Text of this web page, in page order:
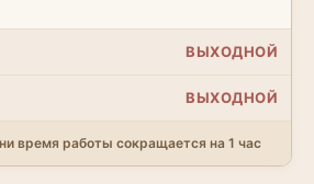
ВЫХОДНОЙ
ВЫХОДНОЙ
время работы сокращается на 1 час